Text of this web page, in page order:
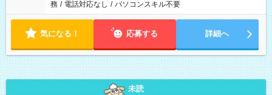
務 / 電話対応なし / パソコンスキル不要
気になる！ 応募する 詳細へ
未読